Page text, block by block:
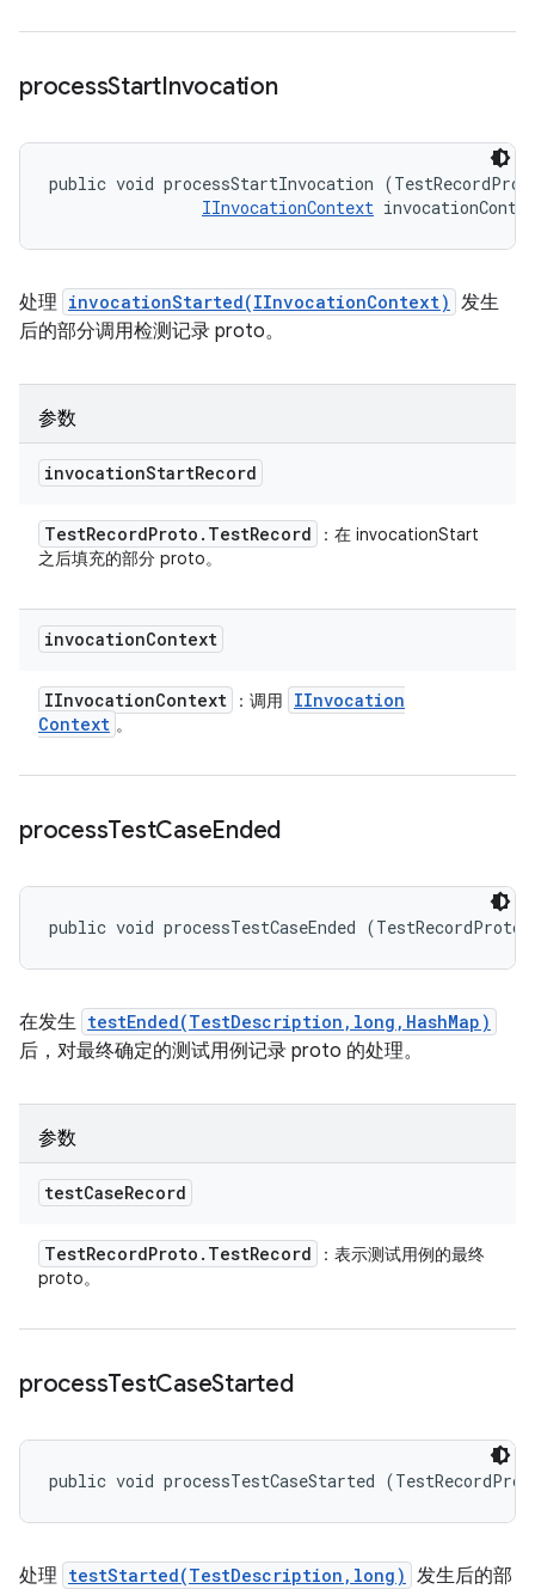
processStartInvocation
public void processStartInvocation
IInvocationContext
处理 invocationStarted(IInvocationContext) 发生
后的部分调用检测记录 proto。
参数
invocationStartRecord
TestRecordProto . TestRecord
：在 invocationStart
之后填充的部分 proto。
invocationContext
IInvocationContext ：调用
IInvocation
Context 。
processTestCaseEnded
public void processTestCaseEnded
在发生 testEnded(TestDescription,long,HashMap)
后，对最终确定的测试用例记录 proto 的处理。
参数
testCaseRecord
TestRecordProto . TestRecord
：表示测试用例的最终
proto。
processTestCaseStarted
public void processTestCaseStarted
处理 testStarted(TestDescription,long) 发生后的部